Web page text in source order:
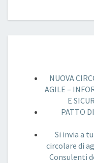
NUOVA
AGILE –
E
PATTO
Si invia a
circolare di
Consulenti